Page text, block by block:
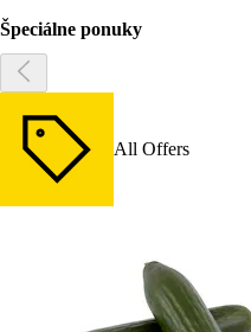
Špeciálne ponuky
All Offers